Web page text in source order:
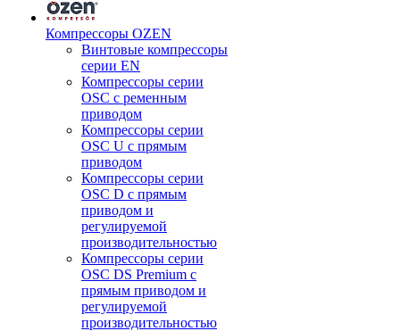
Компрессоры OZEN
Винтовые компрессоры
серии EN
Компрессоры серии
OSC с ременным
приводом
Компрессоры серии
OSC U с прямым
приводом
Компрессоры серии
OSC D с прямым
приводом и
регулируемой
производительностью
Компрессоры серии
OSC DS Premium с
прямым приводом и
регулируемой
производительностью